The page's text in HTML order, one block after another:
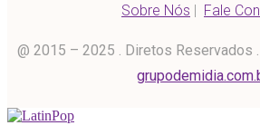
Sobre Nós | Fale
@ 2015 – 2025 . Diretos Reservados